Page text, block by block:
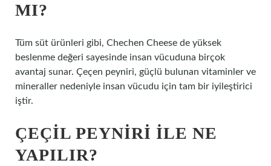
MI?
Tüm süt ürünleri gibi, Chechen Cheese de yüksek
beslenme değeri sayesinde insan vücuduna birçok
avantaj sunar. Çeçen peyniri, güçlü bulunan vitaminler ve
mineraller nedeniyle insan vücudu için tam bir iyileştirici
iştir.
ÇEÇIL PEYNIRI ILE NE
YAPILIR?